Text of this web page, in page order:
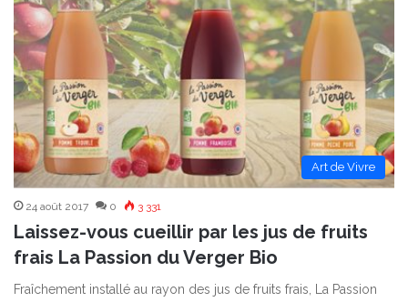
Art de Vivre
24 août 2017 0 3 331
Laissez-vous cueillir par les jus de fruits
frais La Passion du Verger Bio
Fraîchement installé au rayon des jus de fruits frais, La Passion